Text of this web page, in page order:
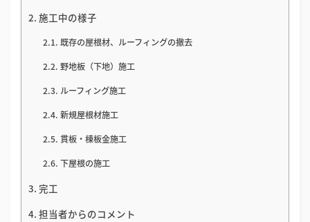
施工中の様子
既存の屋根材、ルーフィングの撤去
野地板（下地）施工
ルーフィング施工
新規屋根材施工
貫板・棟板金施工
下屋根の施工
完工
担当者からのコメント